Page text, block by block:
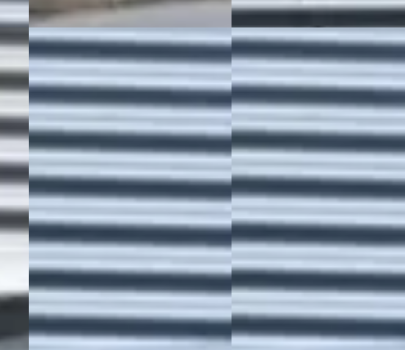
EV
Volkswagen Transporter·2020
T6 Transporter E TRANSPORTER ABT
ELEKTRISCH / DIVERSE OP VOORRAAD
€ 24.940
v.a. € 529/mnd
Marktconform
2020 · 2.081 km · Elektrisch · Automaat
Grouwstra Auto's· Deventer 4,3(83)
1606 dagen geleden geplaatst
Bekijk aanbieding →
Vergelijk
EV
Volkswagen Transporter·2020
T6 Kombi E TRANSPORTER ABT
ELEKTRISCH / DIVERSE OP VOORRAAD /
INCL.
€ 30.175
v.a. € 640/mnd
Boven markt
2020 · 1.772 km · Elektrisch · Automaat
Grouwstra Auto's· Deventer 4,3(83)
1606 dagen geleden geplaatst
Bekijk aanbieding →